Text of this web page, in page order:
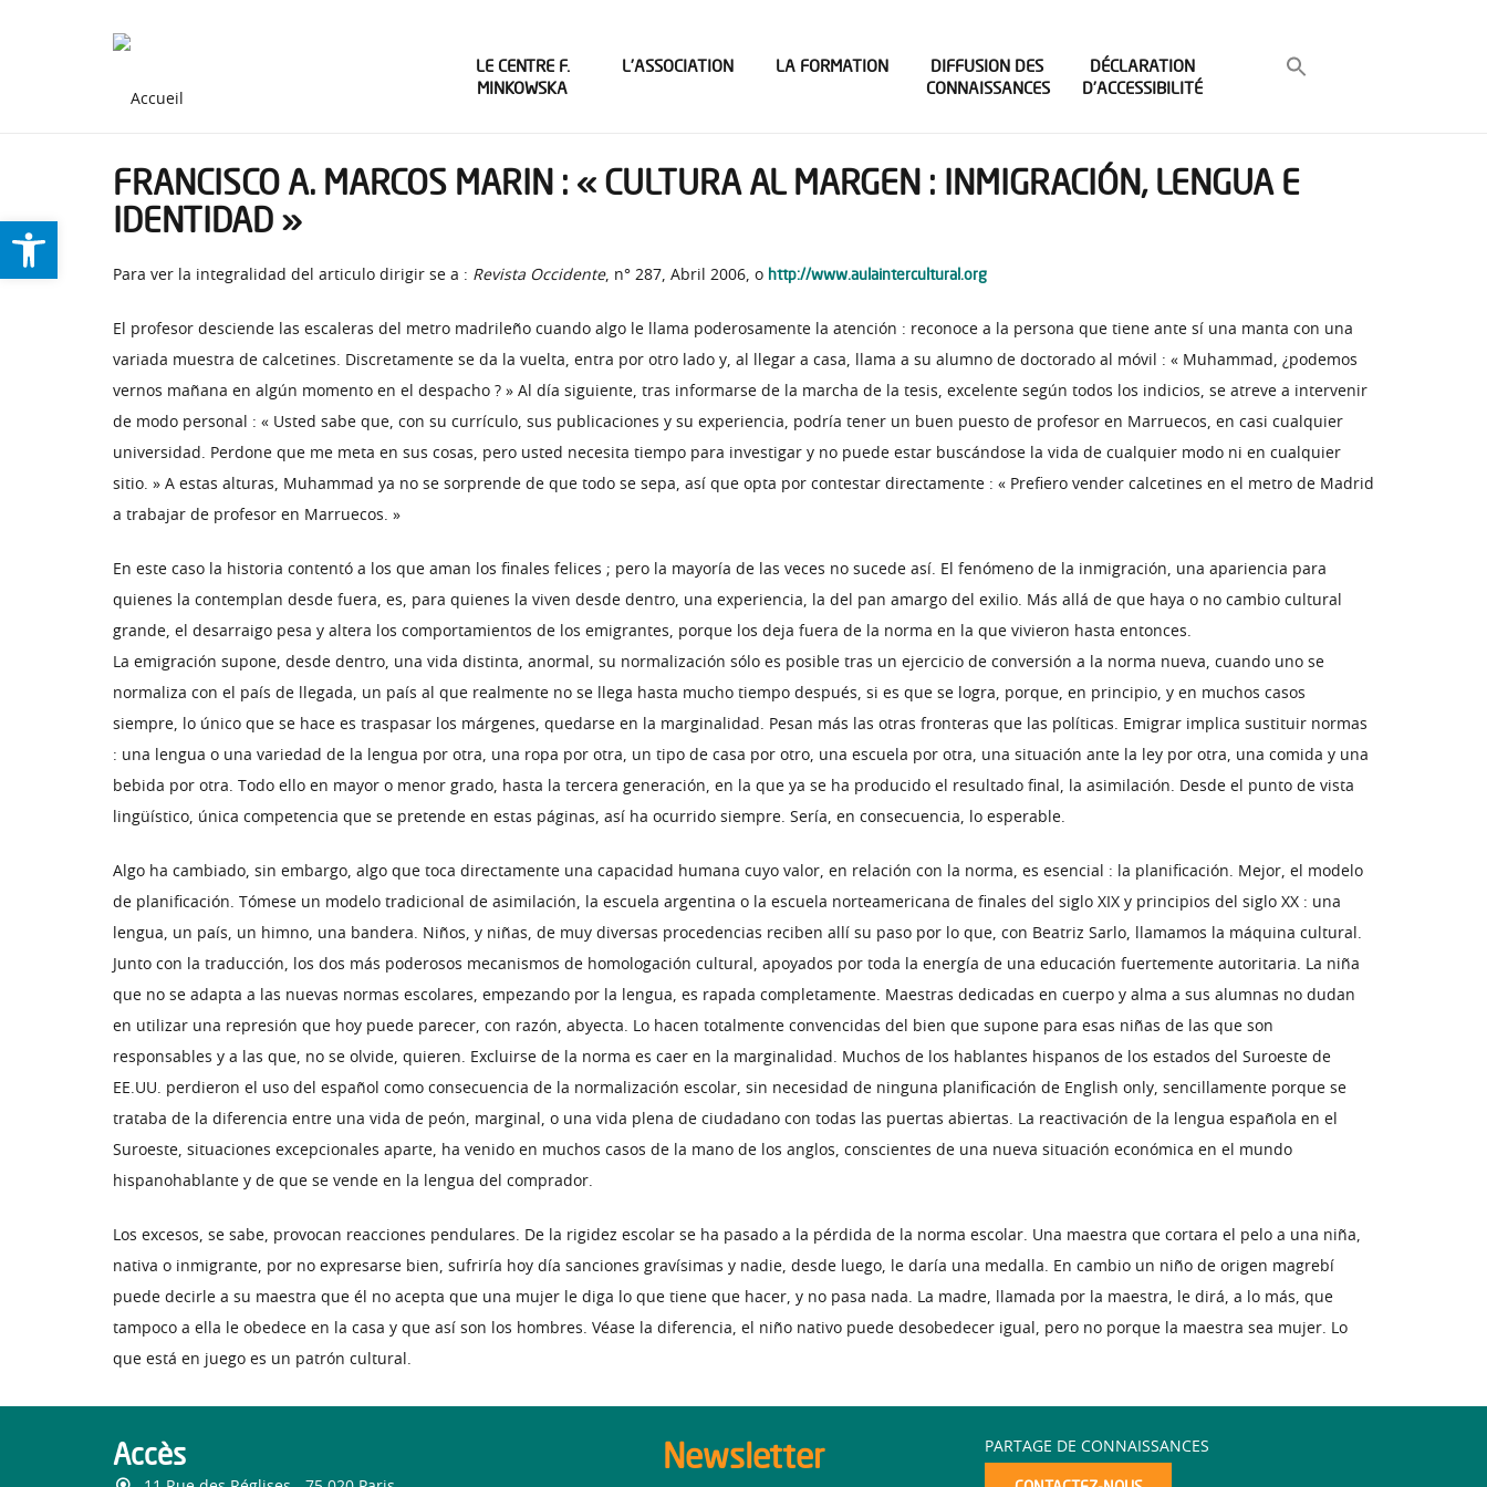
Ouvrir la barre d’outils
LE CENTRE F.
MINKOWSKA
L’ASSOCIATION LA FORMATION
DIFFUSION DES
CONNAISSANCES
DÉCLARATION
D’ACCESSIBILITÉ
FRANCISCO A. MARCOS MARIN : « CULTURA AL MARGEN : INMIGRACIÓN, LENGUA E
IDENTIDAD »
Para ver la integralidad del articulo dirigir se a : Revista Occidente, n° 287, Abril 2006, o http://www.aulaintercultural.org
El profesor desciende las escaleras del metro madrileño cuando algo le llama poderosamente la atención : reconoce a la persona que tiene ante sí una manta con una
variada muestra de calcetines. Discretamente se da la vuelta, entra por otro lado y, al llegar a casa, llama a su alumno de doctorado al móvil : « Muhammad, ¿podemos
vernos mañana en algún momento en el despacho ? » Al día siguiente, tras informarse de la marcha de la tesis, excelente según todos los indicios, se atreve a intervenir
de modo personal : « Usted sabe que, con su currículo, sus publicaciones y su experiencia, podría tener un buen puesto de profesor en Marruecos, en casi cualquier
universidad. Perdone que me meta en sus cosas, pero usted necesita tiempo para investigar y no puede estar buscándose la vida de cualquier modo ni en cualquier
sitio. » A estas alturas, Muhammad ya no se sorprende de que todo se sepa, así que opta por contestar directamente : « Prefiero vender calcetines en el metro de Madrid
a trabajar de profesor en Marruecos. »
En este caso la historia contentó a los que aman los finales felices ; pero la mayoría de las veces no sucede así. El fenómeno de la inmigración, una apariencia para
quienes la contemplan desde fuera, es, para quienes la viven desde dentro, una experiencia, la del pan amargo del exilio. Más allá de que haya o no cambio cultural
grande, el desarraigo pesa y altera los comportamientos de los emigrantes, porque los deja fuera de la norma en la que vivieron hasta entonces.
La emigración supone, desde dentro, una vida distinta, anormal, su normalización sólo es posible tras un ejercicio de conversión a la norma nueva, cuando uno se
normaliza con el país de llegada, un país al que realmente no se llega hasta mucho tiempo después, si es que se logra, porque, en principio, y en muchos casos
siempre, lo único que se hace es traspasar los márgenes, quedarse en la marginalidad. Pesan más las otras fronteras que las políticas. Emigrar implica sustituir normas
: una lengua o una variedad de la lengua por otra, una ropa por otra, un tipo de casa por otro, una escuela por otra, una situación ante la ley por otra, una comida y una
bebida por otra. Todo ello en mayor o menor grado, hasta la tercera generación, en la que ya se ha producido el resultado final, la asimilación. Desde el punto de vista
lingüístico, única competencia que se pretende en estas páginas, así ha ocurrido siempre. Sería, en consecuencia, lo esperable.
Algo ha cambiado, sin embargo, algo que toca directamente una capacidad humana cuyo valor, en relación con la norma, es esencial : la planificación. Mejor, el modelo
de planificación. Tómese un modelo tradicional de asimilación, la escuela argentina o la escuela norteamericana de finales del siglo XIX y principios del siglo XX : una
lengua, un país, un himno, una bandera. Niños, y niñas, de muy diversas procedencias reciben allí su paso por lo que, con Beatriz Sarlo, llamamos la máquina cultural.
Junto con la traducción, los dos más poderosos mecanismos de homologación cultural, apoyados por toda la energía de una educación fuertemente autoritaria. La niña
que no se adapta a las nuevas normas escolares, empezando por la lengua, es rapada completamente. Maestras dedicadas en cuerpo y alma a sus alumnas no dudan
en utilizar una represión que hoy puede parecer, con razón, abyecta. Lo hacen totalmente convencidas del bien que supone para esas niñas de las que son
responsables y a las que, no se olvide, quieren. Excluirse de la norma es caer en la marginalidad. Muchos de los hablantes hispanos de los estados del Suroeste de
EE.UU. perdieron el uso del español como consecuencia de la normalización escolar, sin necesidad de ninguna planificación de English only, sencillamente porque se
trataba de la diferencia entre una vida de peón, marginal, o una vida plena de ciudadano con todas las puertas abiertas. La reactivación de la lengua española en el
Suroeste, situaciones excepcionales aparte, ha venido en muchos casos de la mano de los anglos, conscientes de una nueva situación económica en el mundo
hispanohablante y de que se vende en la lengua del comprador.
Los excesos, se sabe, provocan reacciones pendulares. De la rigidez escolar se ha pasado a la pérdida de la norma escolar. Una maestra que cortara el pelo a una niña,
nativa o inmigrante, por no expresarse bien, sufriría hoy día sanciones gravísimas y nadie, desde luego, le daría una medalla. En cambio un niño de origen magrebí
puede decirle a su maestra que él no acepta que una mujer le diga lo que tiene que hacer, y no pasa nada. La madre, llamada por la maestra, le dirá, a lo más, que
tampoco a ella le obedece en la casa y que así son los hombres. Véase la diferencia, el niño nativo puede desobedecer igual, pero no porque la maestra sea mujer. Lo
que está en juego es un patrón cultural.
Accès Newsletter PARTAGE DE CONNAISSANCES